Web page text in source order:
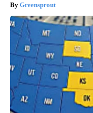
Greensprout